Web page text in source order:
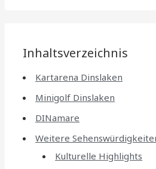
Inhaltsverzeichnis
Kartarena Dinslaken
Minigolf Dinslaken
DINamare
Weitere
Kulturelle Highlights